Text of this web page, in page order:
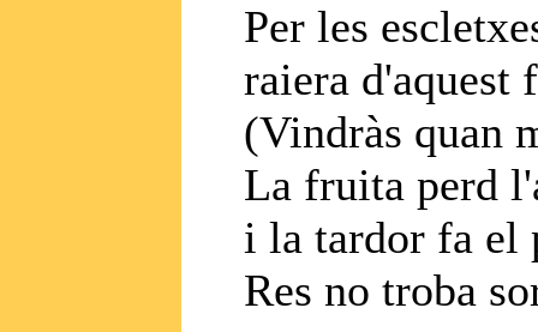
Per les
raiera d'aquest
(Vindràs quan
La fruita perd
i la tardor fa el
Res no troba